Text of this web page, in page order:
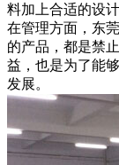
料加上合适的设
在管理方面，东
的产品，都是禁
益，也是为了能
发展。